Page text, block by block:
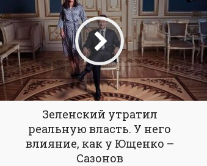
Зеленский утратил
реальную власть. У него
влияние, как у Ющенко –
Сазонов